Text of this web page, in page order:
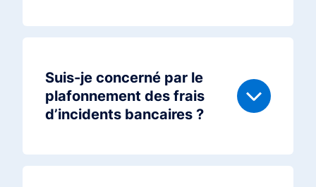
Suis-je concerné par le
plafonnement des frais
d’incidents bancaires ?